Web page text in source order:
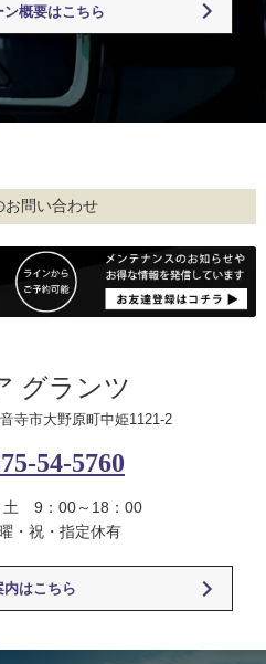
ン概要はこちら
お問い合わせ
グランツ
寺市大野原町中姫1121-2
54-5760
土 9：00～18：00
・祝・指定休有
内はこちら